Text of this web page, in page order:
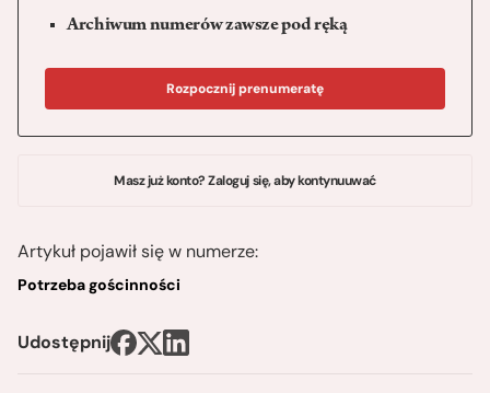
Archiwum numerów zawsze pod ręką
Rozpocznij prenumeratę
Masz już konto? Zaloguj się, aby kontynuuwać
Artykuł pojawił się w numerze:
Potrzeba gościnności
Udostępnij